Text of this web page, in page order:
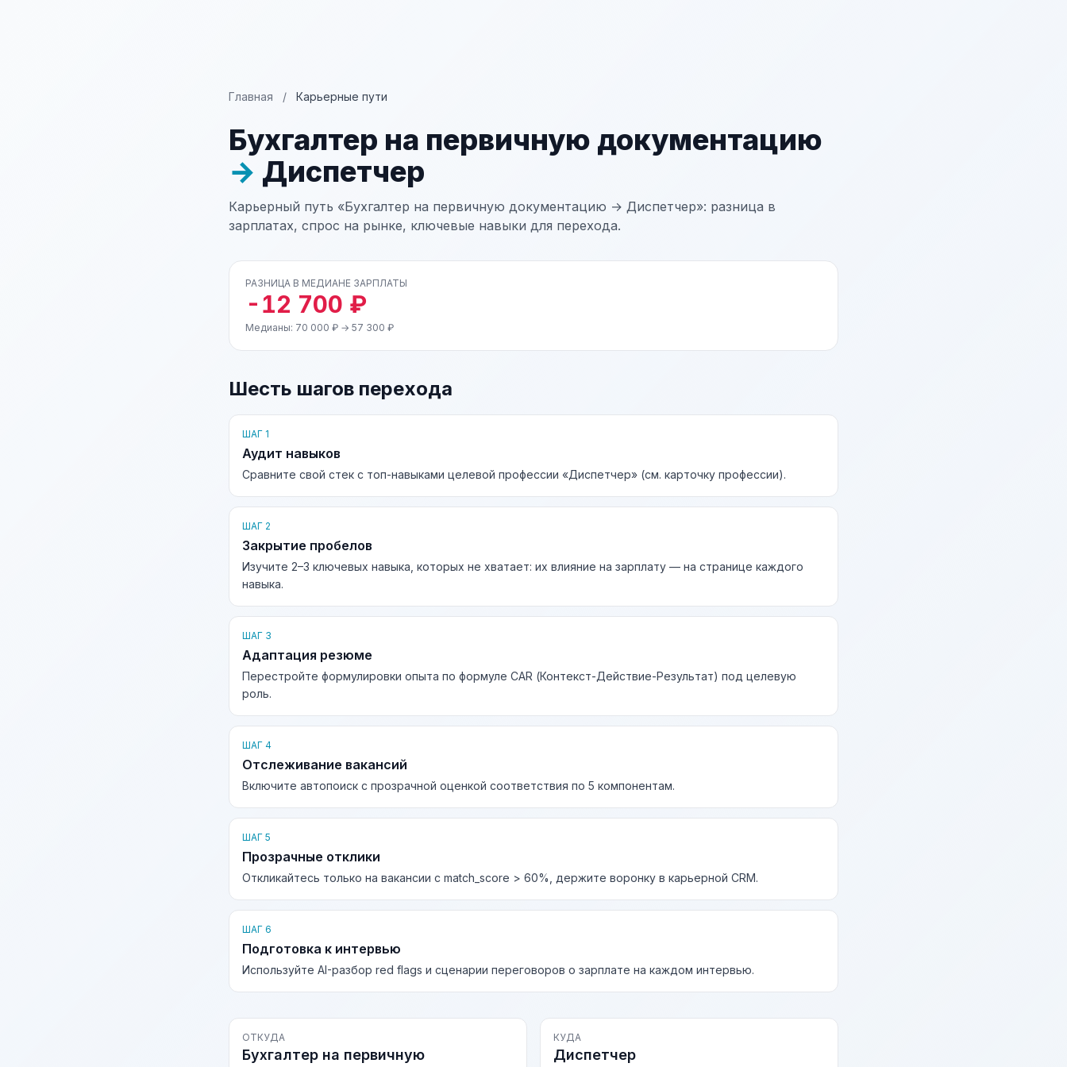
Главная / Карьерные пути
Бухгалтер на первичную документацию
→ Диспетчер
Карьерный путь «Бухгалтер на первичную документацию → Диспетчер»: разница в
зарплатах, спрос на рынке, ключевые навыки для перехода.
РАЗНИЦА В МЕДИАНЕ ЗАРПЛАТЫ
-12 700 ₽
Медианы: 70 000 ₽ → 57 300 ₽
Шесть шагов перехода
ШАГ 1
Аудит навыков
Сравните свой стек с топ-навыками целевой профессии «Диспетчер» (см. карточку профессии).
ШАГ 2
Закрытие пробелов
Изучите 2–3 ключевых навыка, которых не хватает: их влияние на зарплату — на странице каждого
навыка.
ШАГ 3
Адаптация резюме
Перестройте формулировки опыта по формуле CAR (Контекст-Действие-Результат) под целевую
роль.
ШАГ 4
Отслеживание вакансий
Включите автопоиск с прозрачной оценкой соответствия по 5 компонентам.
ШАГ 5
Прозрачные отклики
Откликайтесь только на вакансии с match_score > 60%, держите воронку в карьерной CRM.
ШАГ 6
Подготовка к интервью
Используйте AI-разбор red flags и сценарии переговоров о зарплате на каждом интервью.
ОТКУДА
Бухгалтер на первичную
КУДА
Диспетчер